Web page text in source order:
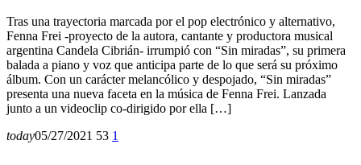
Tras una trayectoria marcada por el pop electrónico y alternativo,
Fenna Frei -proyecto de la autora, cantante y productora musical
argentina Candela Cibrián- irrumpió con “Sin miradas”, su primera
balada a piano y voz que anticipa parte de lo que será su próximo
álbum. Con un carácter melancólico y despojado, “Sin miradas”
presenta una nueva faceta en la música de Fenna Frei. Lanzada
junto a un videoclip co-dirigido por ella […]
today05/27/2021 53 1